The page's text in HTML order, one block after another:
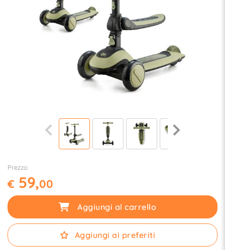
Prezzo
€ 59,00
Aggiungi al carrello
Aggiungi ai preferiti